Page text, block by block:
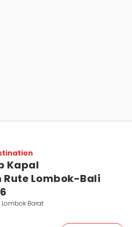
Kapal
Rute Lombok-Bali
Lombok Barat